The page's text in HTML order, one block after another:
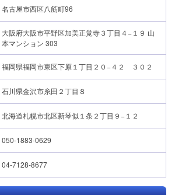
名古屋市西区八筋町96
大阪府大阪市平野区加美正覚寺３丁目４−１９ 山
本マンション 303
福岡県福岡市東区下原１丁目２０−４２ ３０２
石川県金沢市糸田２丁目８
北海道札幌市北区新琴似１条２丁目９−１２
050-1883-0629
04-7128-8677